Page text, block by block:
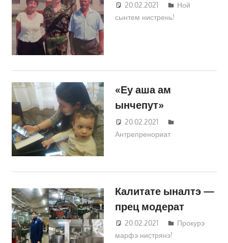
20.02.2021
Татьяна
Трифонова
Ной
сынтем нистрень!
«Еу аша ам
ынчепут»
20.02.2021
Трифонова
Антрепренориат
Калитате ыналтэ —
прец модерат
20.02.2021
Татьяна
Трифонова
Прокурэ
марфэ нистрянэ!